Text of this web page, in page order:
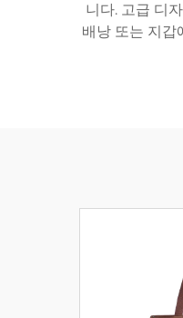
니다. 고급 디
배낭 또는 지갑